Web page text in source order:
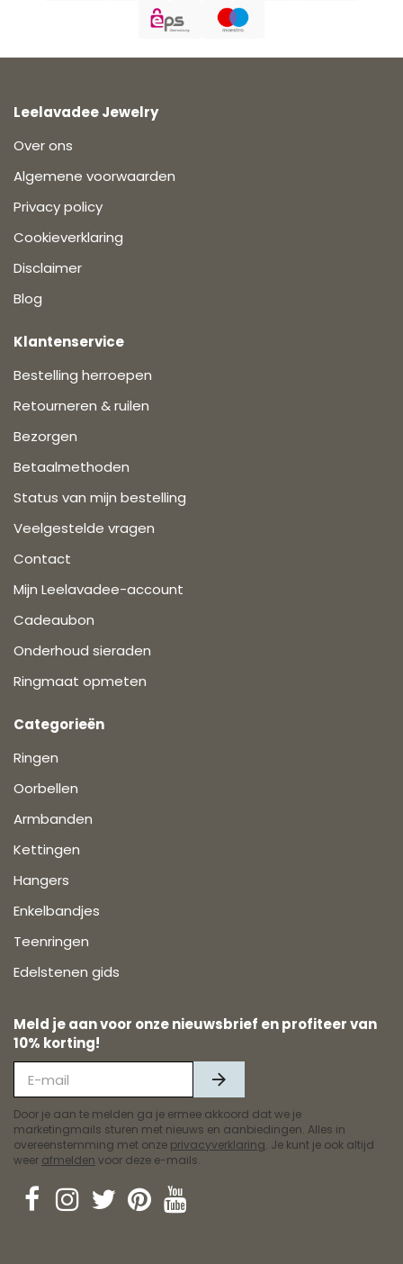
Leelavadee Jewelry
Over ons
Algemene voorwaarden
Privacy policy
Cookieverklaring
Disclaimer
Blog
Klantenservice
Bestelling herroepen
Retourneren & ruilen
Bezorgen
Betaalmethoden
Status van mijn bestelling
Veelgestelde vragen
Contact
Mijn Leelavadee-account
Cadeaubon
Onderhoud sieraden
Ringmaat opmeten
Categorieën
Ringen
Oorbellen
Armbanden
Kettingen
Hangers
Enkelbandjes
Teenringen
Edelstenen gids
Meld je aan voor onze nieuwsbrief en profiteer van
10% korting!
Door je aan te melden ga je ermee akkoord dat we je
marketingmails sturen met nieuws en aanbiedingen. Alles in
overeenstemming met onze privacyverklaring. Je kunt je ook altijd
weer afmelden voor deze e-mails.